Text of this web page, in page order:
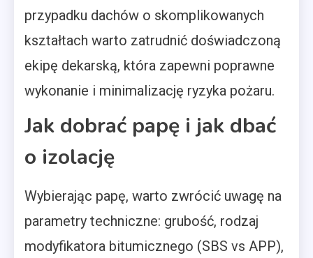
przypadku dachów o skomplikowanych
kształtach warto zatrudnić doświadczoną
ekipę dekarską, która zapewni poprawne
wykonanie i minimalizację ryzyka pożaru.
Jak dobrać papę i jak dbać
o izolację
Wybierając papę, warto zwrócić uwagę na
parametry techniczne: grubość, rodzaj
modyfikatora bitumicznego (SBS vs APP),